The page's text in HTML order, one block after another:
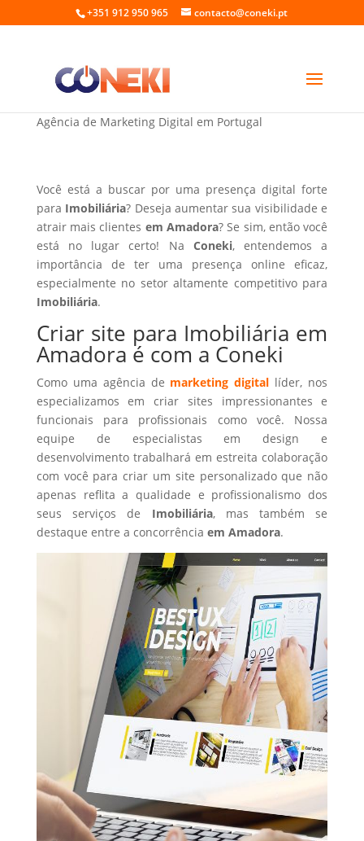
+351 912 950 965 contacto@coneki.pt
Criar site para Imobiliária em Amadora
Agência de Marketing Digital em Portugal
Você está a buscar por uma presença digital forte
para Imobiliária? Deseja aumentar sua visibilidade e
atrair mais clientes em Amadora? Se sim, então você
está no lugar certo! Na Coneki, entendemos a
importância de ter uma presença online eficaz,
especialmente no setor altamente competitivo para
Imobiliária.
Criar site para Imobiliária em
Amadora é com a Coneki
Como uma agência de marketing digital líder, nos
especializamos em criar sites impressionantes e
funcionais para profissionais como você. Nossa
equipe de especialistas em design e
desenvolvimento trabalhará em estreita colaboração
com você para criar um site personalizado que não
apenas reflita a qualidade e profissionalismo dos
seus serviços de Imobiliária, mas também se
destaque entre a concorrência em Amadora.